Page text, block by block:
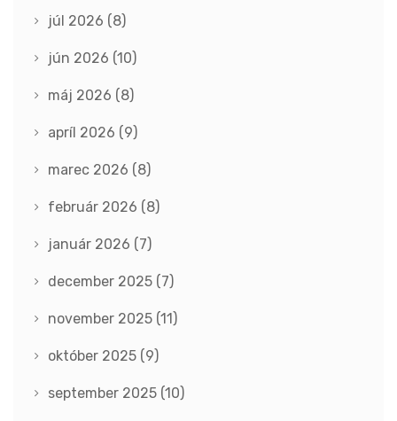
júl 2026 (8)
jún 2026 (10)
máj 2026 (8)
apríl 2026 (9)
marec 2026 (8)
február 2026 (8)
január 2026 (7)
december 2025 (7)
november 2025 (11)
október 2025 (9)
september 2025 (10)